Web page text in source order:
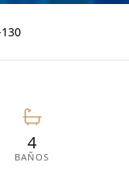
4
BAÑOS